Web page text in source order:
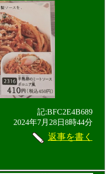
記:BFC2E4B689
2024年7月28日8時44分
返事を書く